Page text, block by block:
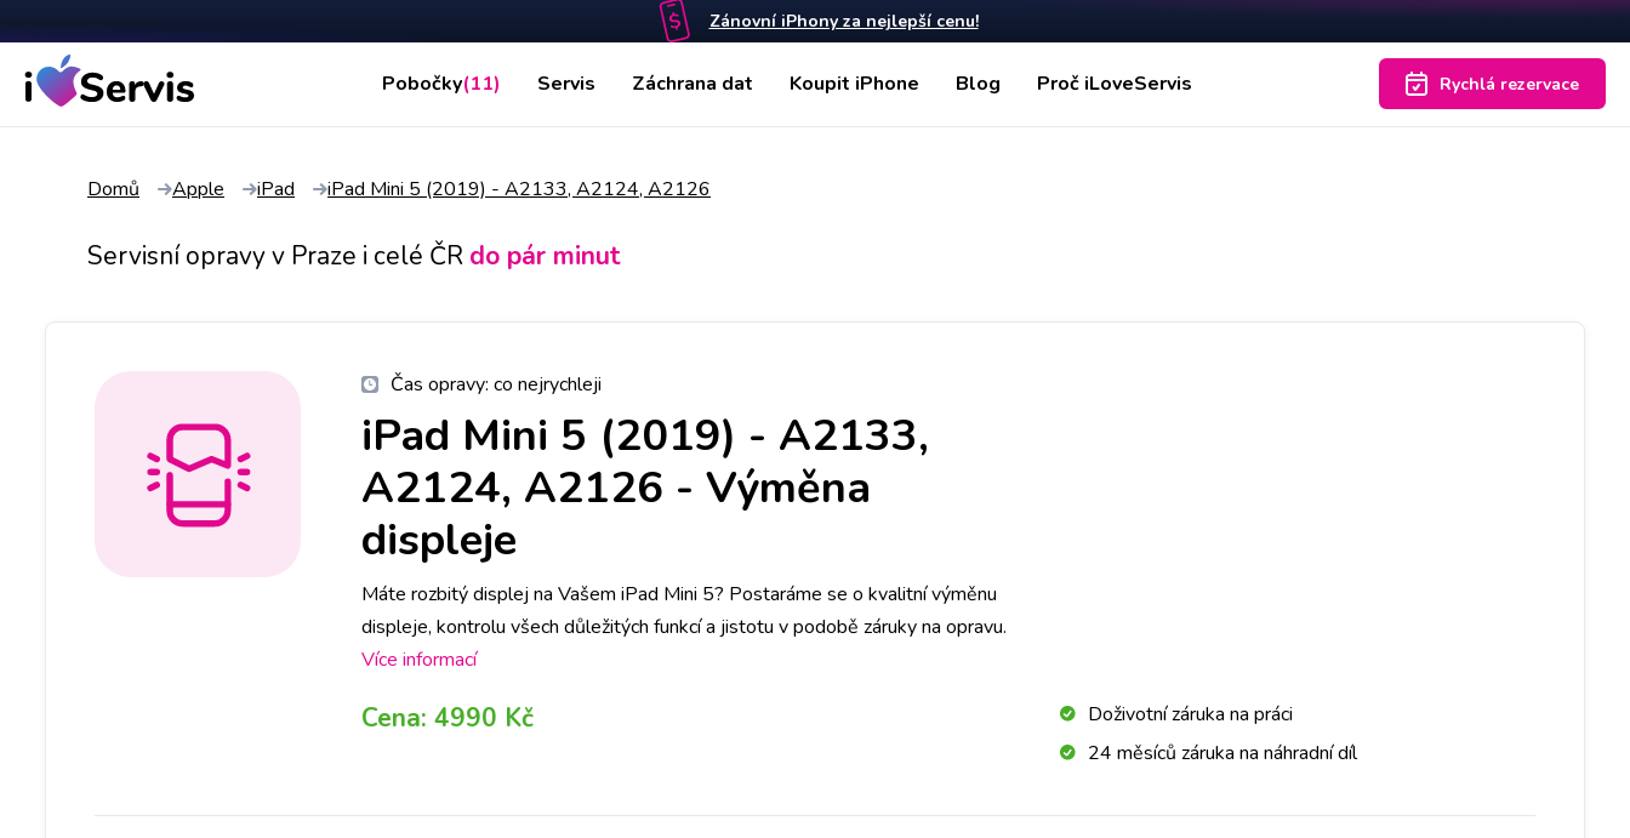
Zánovní iPhony za nejlepší cenu!
Pobočky(11) Servis Záchrana dat Koupit iPhone Blog Proč iLoveServis Rychlá rezervace
Domů Apple iPad iPad Mini 5 (2019) - A2133, A2124, A2126
Servisní opravy v Praze i celé ČR do pár minut
Čas opravy: co nejrychleji
iPad Mini 5 (2019) - A2133,
A2124, A2126 - Výměna
displeje
Máte rozbitý displej na Vašem iPad Mini 5? Postaráme se o kvalitní výměnu
displeje, kontrolu všech důležitých funkcí a jistotu v podobě záruky na opravu.
Více informací
Cena: 4990 Kč
Doživotní záruka na práci
24 měsíců záruka na náhradní díl